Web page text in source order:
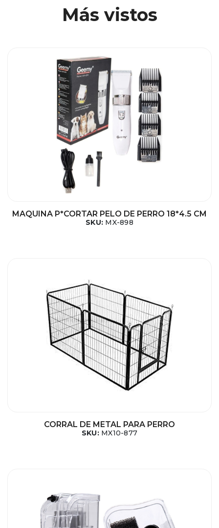
Más vistos
MAQUINA P*CORTAR PELO DE PERRO 18*4.5 CM
SKU: MX-898
CORRAL DE METAL PARA PERRO
SKU: MX10-877